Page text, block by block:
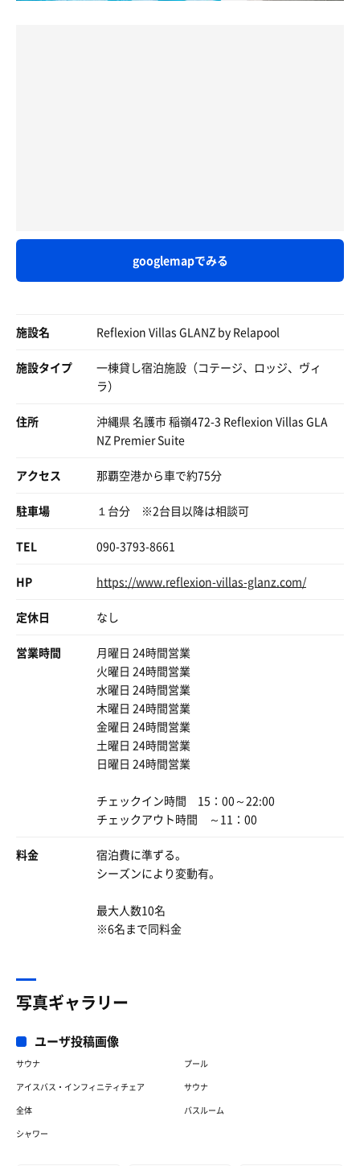
googlemapでみる
施設名 Reflexion Villas GLANZ by Relapool
施設タイプ
一棟貸し宿泊施設（コテージ、ロッジ、ヴィ
ラ）
住所
沖縄県 名護市 稲嶺472-3 Reflexion Villas GLA
NZ Premier Suite
アクセス 那覇空港から車で約75分
駐車場 １台分 ※2台目以降は相談可
TEL 090-3793-8661
HP https://www.reflexion-villas-glanz.com/
定休日 なし
営業時間
月曜日 24時間営業
火曜日 24時間営業
水曜日 24時間営業
木曜日 24時間営業
金曜日 24時間営業
土曜日 24時間営業
日曜日 24時間営業
チェックイン時間 15：00～22:00
チェックアウト時間 ～11：00
料金
宿泊費に準ずる。
シーズンにより変動有。
最大人数10名
※6名まで同料金
写真ギャラリー
ユーザ投稿画像
サウナ
プール
アイスバス・インフィニティチェア
サウナ
全体
バスルーム
シャワー